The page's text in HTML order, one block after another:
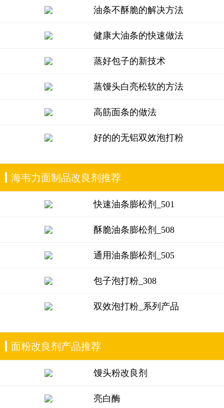
油条不酥脆的解决方法
健康大油条的快速做法
蒸好包子的新技术
蒸馒头白亮松软的方法
高筋面条的做法
好的的无铝双效泡打粉
海韦力面制品改良剂推荐
快速油条膨松剂_501
酥脆油条膨松剂_508
通用油条膨松剂_505
包子泡打粉_308
双效泡打粉_系列产品
面粉改良剂产品推荐
馒头粉改良剂
亮白酶